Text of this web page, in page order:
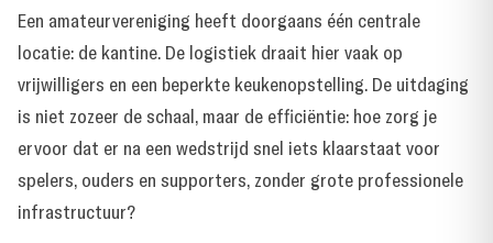
Een amateurvereniging heeft doorgaans één centrale
locatie: de kantine. De logistiek draait hier vaak op
vrijwilligers en een beperkte keukenopstelling. De uitdaging
is niet zozeer de schaal, maar de efficiëntie: hoe zorg je
ervoor dat er na een wedstrijd snel iets klaarstaat voor
spelers, ouders en supporters, zonder grote professionele
infrastructuur?